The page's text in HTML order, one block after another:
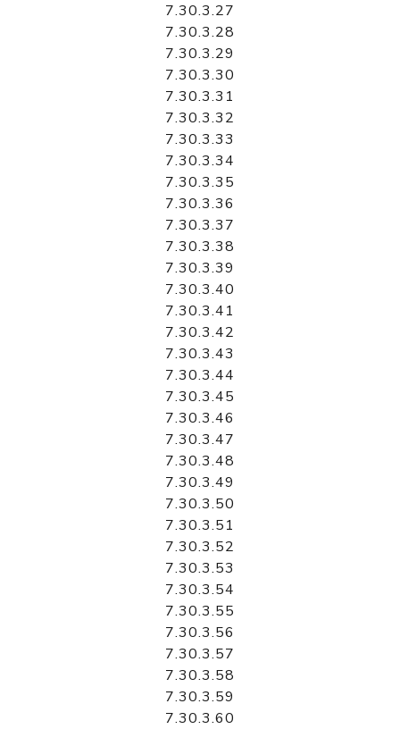
7.30.3.27
7.30.3.28
7.30.3.29
7.30.3.30
7.30.3.31
7.30.3.32
7.30.3.33
7.30.3.34
7.30.3.35
7.30.3.36
7.30.3.37
7.30.3.38
7.30.3.39
7.30.3.40
7.30.3.41
7.30.3.42
7.30.3.43
7.30.3.44
7.30.3.45
7.30.3.46
7.30.3.47
7.30.3.48
7.30.3.49
7.30.3.50
7.30.3.51
7.30.3.52
7.30.3.53
7.30.3.54
7.30.3.55
7.30.3.56
7.30.3.57
7.30.3.58
7.30.3.59
7.30.3.60